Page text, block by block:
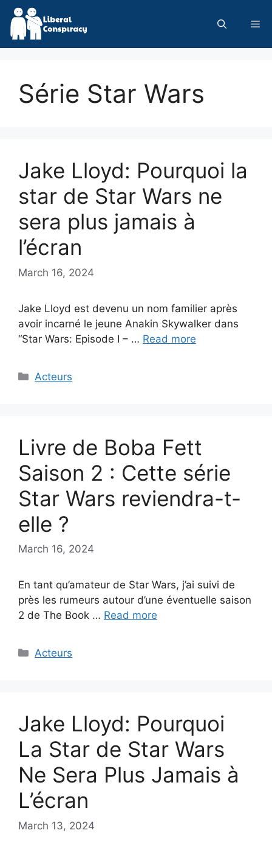
Skip
content
Série Star Wars
Jake Lloyd: Pourquoi la
star de Star Wars ne
sera plus jamais à
l’écran
March 16, 2024
Jake Lloyd est devenu un nom familier après
avoir incarné le jeune Anakin Skywalker dans
“Star Wars: Episode I – … Read more
Categories
Acteurs
Livre de Boba Fett
Saison 2 : Cette série
Star Wars reviendra-t-
elle ?
March 16, 2024
En tant qu’amateur de Star Wars, j’ai suivi de
près les rumeurs autour d’une éventuelle saison
2 de The Book … Read more
Categories
Acteurs
Jake Lloyd: Pourquoi
La Star de Star Wars
Ne Sera Plus Jamais à
L’écran
March 13, 2024